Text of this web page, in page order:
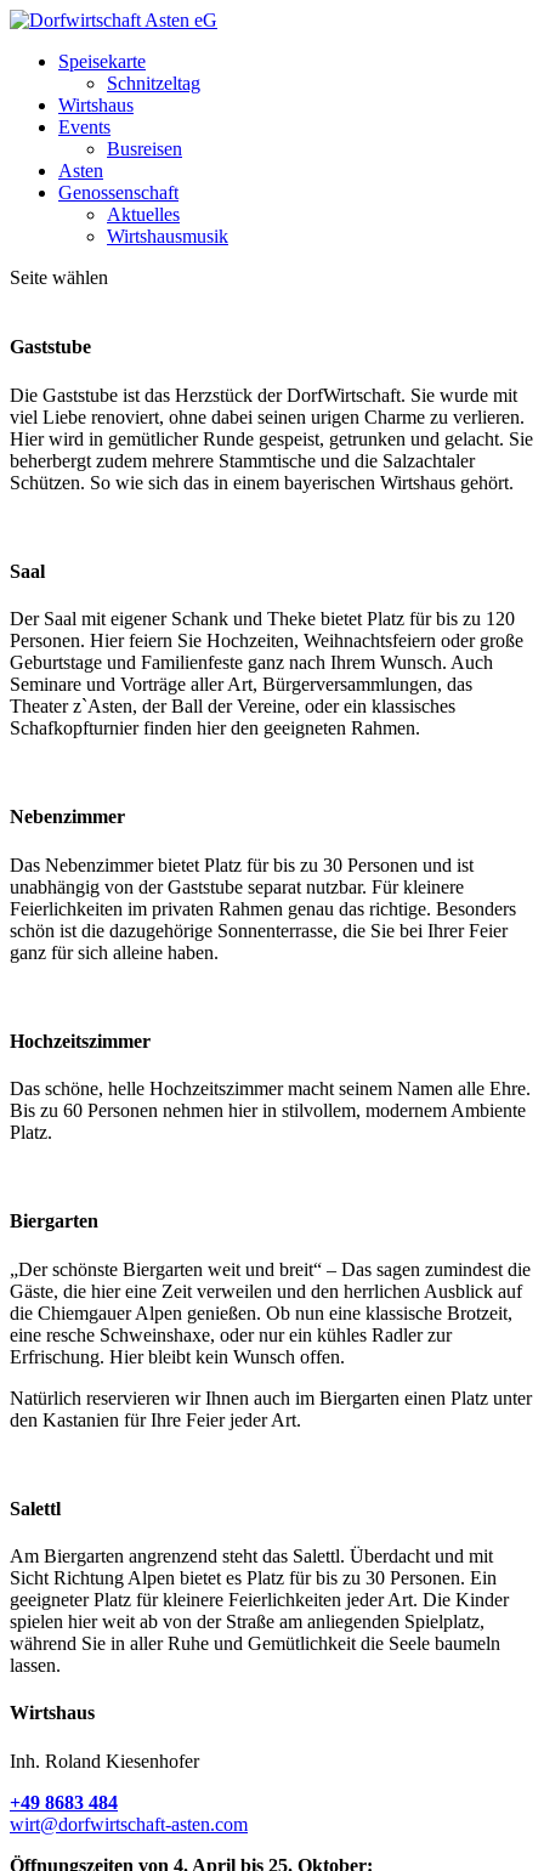
Speisekarte
Schnitzeltag
Wirtshaus
Events
Busreisen
Asten
Genossenschaft
Aktuelles
Wirtshausmusik
Seite wählen
Gaststube
Die Gaststube ist das Herzstück der DorfWirtschaft. Sie wurde mit
viel Liebe renoviert, ohne dabei seinen urigen Charme zu verlieren.
Hier wird in gemütlicher Runde gespeist, getrunken und gelacht. Sie
beherbergt zudem mehrere Stammtische und die Salzachtaler
Schützen. So wie sich das in einem bayerischen Wirtshaus gehört.
Saal
Der Saal mit eigener Schank und Theke bietet Platz für bis zu 120
Personen. Hier feiern Sie Hochzeiten, Weihnachtsfeiern oder große
Geburtstage und Familienfeste ganz nach Ihrem Wunsch. Auch
Seminare und Vorträge aller Art, Bürgerversammlungen, das
Theater z`Asten, der Ball der Vereine, oder ein klassisches
Schafkopfturnier finden hier den geeigneten Rahmen.
Nebenzimmer
Das Nebenzimmer bietet Platz für bis zu 30 Personen und ist
unabhängig von der Gaststube separat nutzbar. Für kleinere
Feierlichkeiten im privaten Rahmen genau das richtige. Besonders
schön ist die dazugehörige Sonnenterrasse, die Sie bei Ihrer Feier
ganz für sich alleine haben.
Hochzeitszimmer
Das schöne, helle Hochzeitszimmer macht seinem Namen alle Ehre.
Bis zu 60 Personen nehmen hier in stilvollem, modernem Ambiente
Platz.
Biergarten
„Der schönste Biergarten weit und breit“ – Das sagen zumindest die
Gäste, die hier eine Zeit verweilen und den herrlichen Ausblick auf
die Chiemgauer Alpen genießen. Ob nun eine klassische Brotzeit,
eine resche Schweinshaxe, oder nur ein kühles Radler zur
Erfrischung. Hier bleibt kein Wunsch offen.
Natürlich reservieren wir Ihnen auch im Biergarten einen Platz unter
den Kastanien für Ihre Feier jeder Art.
Salettl
Am Biergarten angrenzend steht das Salettl. Überdacht und mit
Sicht Richtung Alpen bietet es Platz für bis zu 30 Personen. Ein
geeigneter Platz für kleinere Feierlichkeiten jeder Art. Die Kinder
spielen hier weit ab von der Straße am anliegenden Spielplatz,
während Sie in aller Ruhe und Gemütlichkeit die Seele baumeln
lassen.
Wirtshaus
Inh. Roland Kiesenhofer
+49 8683 484
wirt@dorfwirtschaft-asten.com
Öffnungszeiten von 4. April bis 25. Oktober: